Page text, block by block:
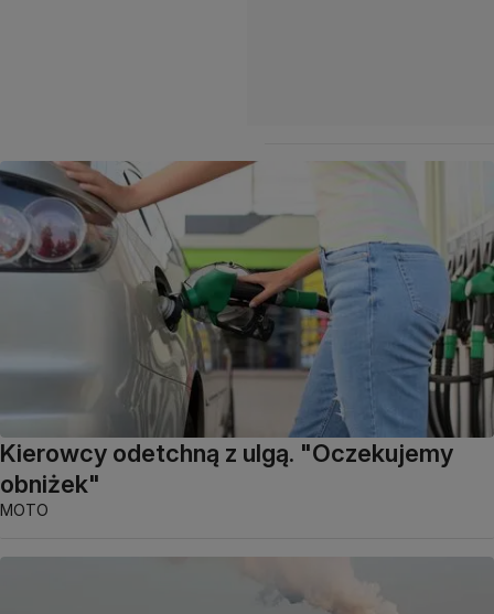
Kierowcy odetchną z ulgą. "Oczekujemy
obniżek"
MOTO